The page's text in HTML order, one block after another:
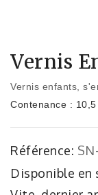
Vernis
Vernis enfants,
Contenance :
Référence:
Disponible en